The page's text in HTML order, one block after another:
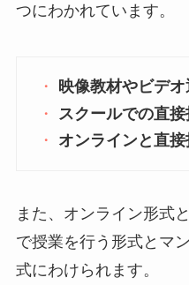
つにわかれています。
映像教材やビデ
スクールでの直
オンラインと直接
また、オンライン形式
で授業を行う形式とマ
式にわけられます。